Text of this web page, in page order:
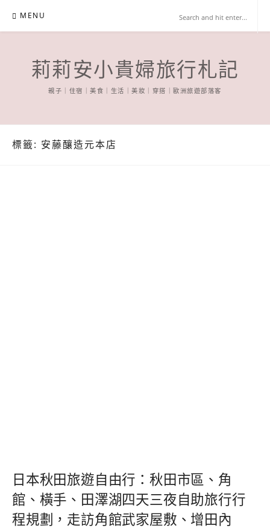
content
MENU
莉莉安小貴婦旅行札記
親子｜住宿｜美食｜生活｜美妝｜穿搭｜歐洲旅遊部落客
標籤: 安藤釀造元本店
日本秋田旅遊自由行：秋田市區、角
館、橫手、田澤湖四天三夜自助旅行行
程規劃，走訪角館武家屋敷、增田內